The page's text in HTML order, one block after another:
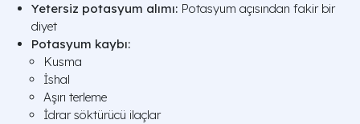
Yetersiz potasyum alımı: Potasyum açısından fakir bir
diyet
Potasyum kaybı:
Kusma
İshal
Aşırı terleme
İdrar söktürücü ilaçlar